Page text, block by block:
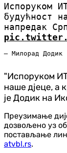
Испоруком
будућност
напредак
— Милорад
"Испоруком
наше дјеце, а
је Додик на
Преузимање
дозвољено уз
постављање
atvbl.rs.